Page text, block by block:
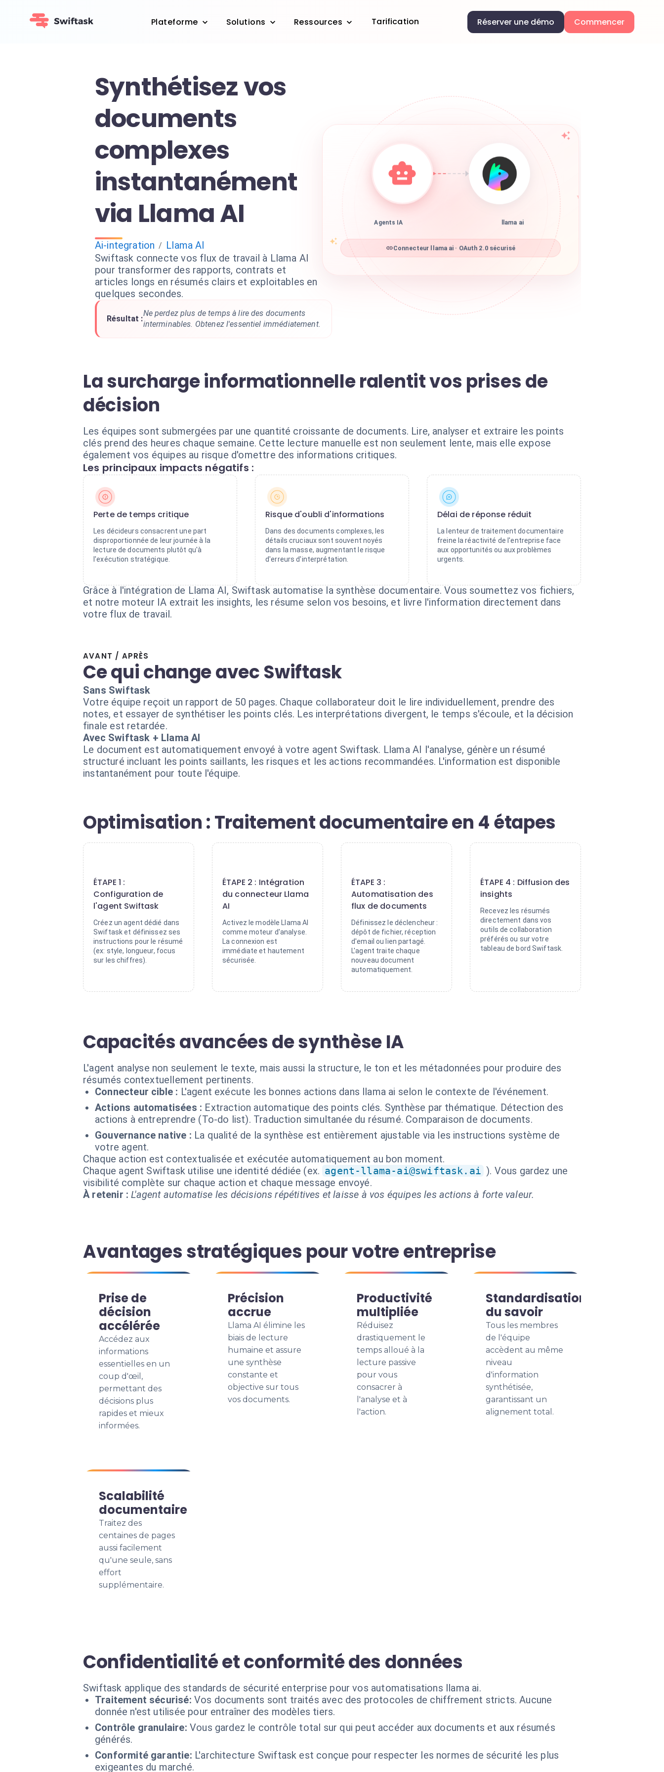
Plateforme Solutions Ressources Tarification Réserver une démo Commencer
Synthétisez vos
documents
complexes
instantanément
via Llama AI
Ai-integration / Llama AI
Swiftask connecte vos flux de travail à Llama AI
pour transformer des rapports, contrats et
articles longs en résumés clairs et exploitables en
quelques secondes.
Résultat :
Ne perdez plus de temps à lire des documents
interminables. Obtenez l'essentiel immédiatement.
Agents IA llama ai
Connecteur llama ai · OAuth 2.0 sécurisé
La surcharge informationnelle ralentit vos prises de
décision
Les équipes sont submergées par une quantité croissante de documents. Lire, analyser et extraire les points
clés prend des heures chaque semaine. Cette lecture manuelle est non seulement lente, mais elle expose
également vos équipes au risque d'omettre des informations critiques.
Les principaux impacts négatifs :
Perte de temps critique
Les décideurs consacrent une part
disproportionnée de leur journée à la
lecture de documents plutôt qu'à
l'exécution stratégique.
Risque d'oubli d'informations
Dans des documents complexes, les
détails cruciaux sont souvent noyés
dans la masse, augmentant le risque
d'erreurs d'interprétation.
Délai de réponse réduit
La lenteur de traitement documentaire
freine la réactivité de l'entreprise face
aux opportunités ou aux problèmes
urgents.
Grâce à l'intégration de Llama AI, Swiftask automatise la synthèse documentaire. Vous soumettez vos fichiers,
et notre moteur IA extrait les insights, les résume selon vos besoins, et livre l'information directement dans
votre flux de travail.
AVANT / APRÈS
Ce qui change avec Swiftask
Sans Swiftask
Votre équipe reçoit un rapport de 50 pages. Chaque collaborateur doit le lire individuellement, prendre des
notes, et essayer de synthétiser les points clés. Les interprétations divergent, le temps s'écoule, et la décision
finale est retardée.
Avec Swiftask + Llama AI
Le document est automatiquement envoyé à votre agent Swiftask. Llama AI l'analyse, génère un résumé
structuré incluant les points saillants, les risques et les actions recommandées. L'information est disponible
instantanément pour toute l'équipe.
Optimisation : Traitement documentaire en 4 étapes
ÉTAPE 1 :
Configuration de
l'agent Swiftask
Créez un agent dédié dans
Swiftask et définissez ses
instructions pour le résumé
(ex: style, longueur, focus
sur les chiffres).
ÉTAPE 2 : Intégration
du connecteur Llama
AI
Activez le modèle Llama AI
comme moteur d'analyse.
La connexion est
immédiate et hautement
sécurisée.
ÉTAPE 3 :
Automatisation des
flux de documents
Définissez le déclencheur :
dépôt de fichier, réception
d'email ou lien partagé.
L'agent traite chaque
nouveau document
automatiquement.
ÉTAPE 4 : Diffusion des
insights
Recevez les résumés
directement dans vos
outils de collaboration
préférés ou sur votre
tableau de bord Swiftask.
Capacités avancées de synthèse IA
L'agent analyse non seulement le texte, mais aussi la structure, le ton et les métadonnées pour produire des
résumés contextuellement pertinents.
Connecteur cible : L'agent exécute les bonnes actions dans llama ai selon le contexte de l'événement.
Actions automatisées : Extraction automatique des points clés. Synthèse par thématique. Détection des
actions à entreprendre (To-do list). Traduction simultanée du résumé. Comparaison de documents.
Gouvernance native : La qualité de la synthèse est entièrement ajustable via les instructions système de
votre agent.
Chaque action est contextualisée et exécutée automatiquement au bon moment.
Chaque agent Swiftask utilise une identité dédiée (ex. agent-llama-ai@swiftask.ai ). Vous gardez une
visibilité complète sur chaque action et chaque message envoyé.
À retenir : L'agent automatise les décisions répétitives et laisse à vos équipes les actions à forte valeur.
Avantages stratégiques pour votre entreprise
Prise de
décision
accélérée
Accédez aux
informations
essentielles en un
coup d'œil,
permettant des
décisions plus
rapides et mieux
informées.
Précision
accrue
Llama AI élimine les
biais de lecture
humaine et assure
une synthèse
constante et
objective sur tous
vos documents.
Productivité
multipliée
Réduisez
drastiquement le
temps alloué à la
lecture passive
pour vous
consacrer à
l'analyse et à
l'action.
Standardisation
du savoir
Tous les membres
de l'équipe
accèdent au même
niveau
d'information
synthétisée,
garantissant un
alignement total.
Scalabilité
documentaire
Traitez des
centaines de pages
aussi facilement
qu'une seule, sans
effort
supplémentaire.
Confidentialité et conformité des données
Swiftask applique des standards de sécurité enterprise pour vos automatisations llama ai.
Traitement sécurisé: Vos documents sont traités avec des protocoles de chiffrement stricts. Aucune
donnée n'est utilisée pour entraîner des modèles tiers.
Contrôle granulaire: Vous gardez le contrôle total sur qui peut accéder aux documents et aux résumés
générés.
Conformité garantie: L'architecture Swiftask est conçue pour respecter les normes de sécurité les plus
exigeantes du marché.